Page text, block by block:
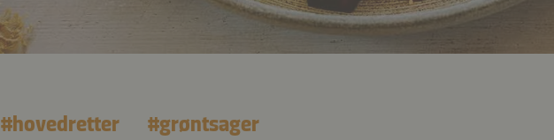
#hovedretter #grøntsager